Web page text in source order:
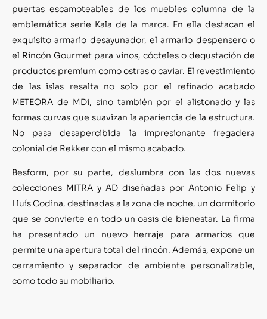
puertas escamoteables de los muebles columna de la
emblemática serie Kala de la marca. En ella destacan el
exquisito armario desayunador, el armario despensero o
el Rincón Gourmet para vinos, cócteles o degustación de
productos premium como ostras o caviar. El revestimiento
de las islas resalta no solo por el refinado acabado
METEORA de MDi, sino también por el alistonado y las
formas curvas que suavizan la apariencia de la estructura.
No pasa desapercibida la impresionante fregadera
colonial de Rekker con el mismo acabado.
Besform, por su parte, deslumbra con las dos nuevas
colecciones MITRA y AD diseñadas por Antonio Felip y
Lluís Codina, destinadas a la zona de noche, un dormitorio
que se convierte en todo un oasis de bienestar. La firma
ha presentado un nuevo herraje para armarios que
permite una apertura total del rincón. Además, expone un
cerramiento y separador de ambiente personalizable,
como todo su mobiliario.